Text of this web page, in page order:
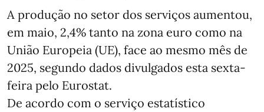
A produção no setor dos serviços aumentou,
em maio, 2,4% tanto na zona euro como na
União Europeia (UE), face ao mesmo mês de
2025, segundo dados divulgados esta sexta-
feira pelo Eurostat.
De acordo com o serviço estatístico